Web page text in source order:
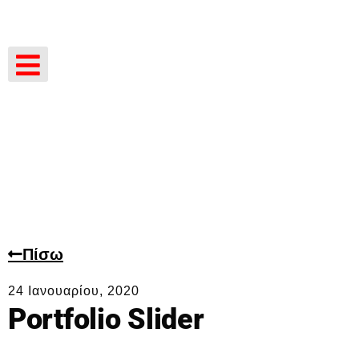
Πίσω
24 Ιανουαρίου, 2020
Portfolio Slider